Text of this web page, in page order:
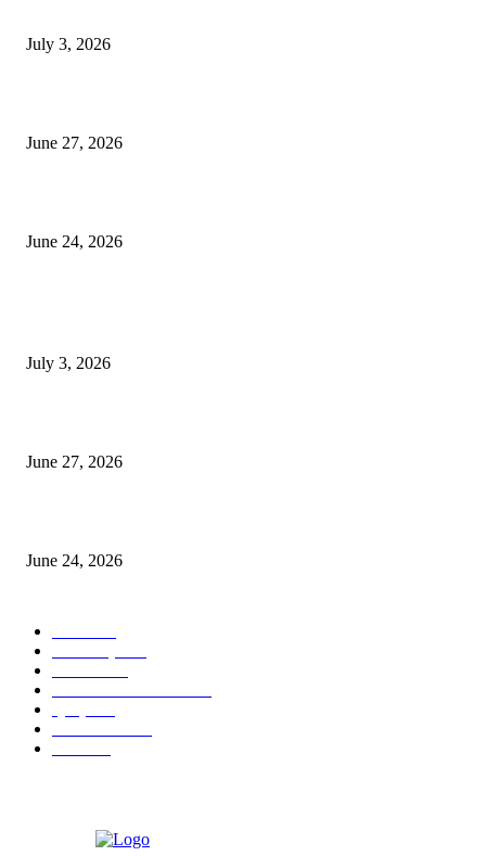
July 3, 2026
June 27, 2026
June 24, 2026
July 3, 2026
June 27, 2026
June 24, 2026